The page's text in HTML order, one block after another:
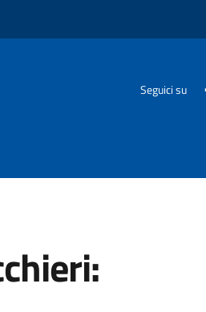
Seguici su